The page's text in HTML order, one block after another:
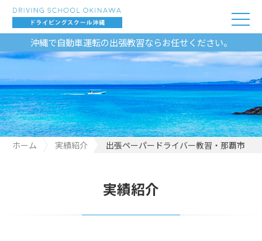
沖縄で自動車運転の出張教習ならお任せください。
ホーム 実績紹介 出張ペーパードライバー教習・那覇市
実績紹介